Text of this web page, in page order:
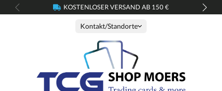
springen KOSTENLOSER VERSAND AB 150 €
Kontakt/Standorte